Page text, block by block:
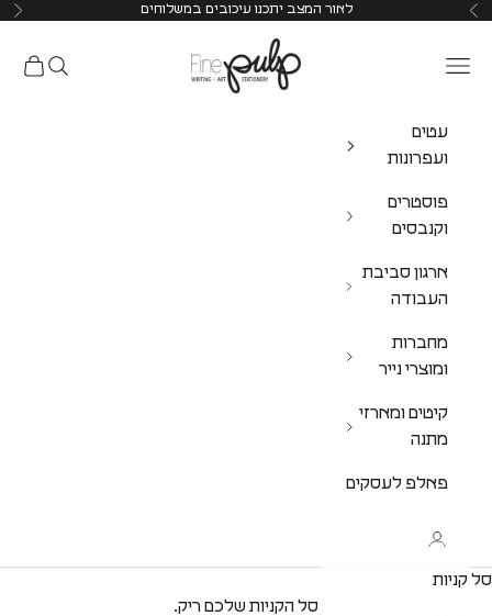
לאור המצב יתכנו עיכובים במשלוחים
Pulp Shop
עטים
ועפרונות
פוסטרים
וקנבסים
ארגון סביבת
העבודה
מחברות
ומוצרי נייר
קיטים ומארזי
מתנה
פאלפ לעסקים
סל קניות
סל הקניות שלכם ריק.